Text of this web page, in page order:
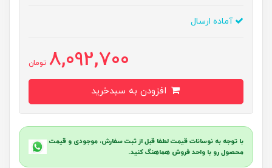
آماده ارسال
8,092,700 تومان
با توجه به نوسانات قیمت لطفا قبل از ثبت سفارش، موجودی و قیمت
محصول رو با واحد فروش هماهنگ کنید.